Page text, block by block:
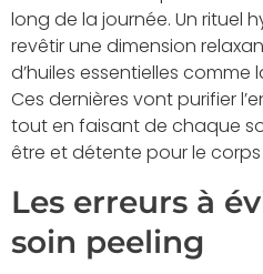
long de la journée. Un rituel
revêtir une dimension
d’huiles essentielles
Ces dernières vont purifier
tout en faisant de chaque
être et détente pour le corps
Les erreurs à
soin peeling